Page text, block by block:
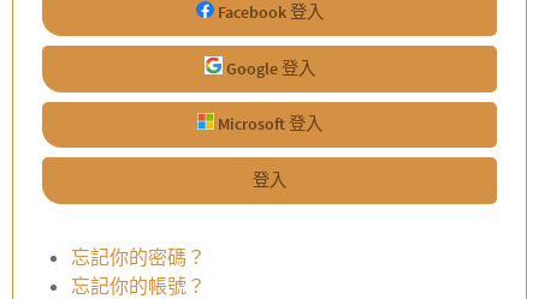
Facebook 登入
Google 登入
Microsoft 登入
登入
忘記你的密碼？
忘記你的帳號？